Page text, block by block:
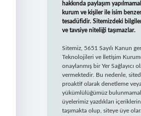
hakkında paylaşım
kurum ve kişiler ile isim
tesadüfidir. Sitemizdeki
ve tavsiye niteliği taşımazlar.
Sitemiz, 5651 Sayılı Kanun
Teknolojileri ve İletişim
onaylanmış bir Yer Sağlayıcı
vermektedir. Bu nedenle,
proaktif olarak denetleme
yükümlülüğümüz
üyelerimiz yazdıkları
taşımakta olup, siteye üye